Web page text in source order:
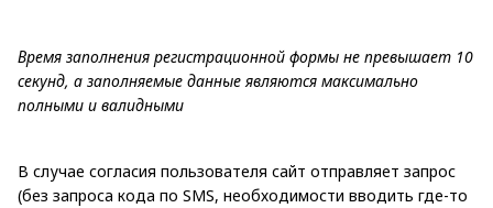
Время заполнения регистрационной формы не превышает 10
секунд, а заполняемые данные являются максимально
полными и валидными
В случае согласия пользователя сайт отправляет запрос
(без запроса кода по SMS, необходимости вводить где-то